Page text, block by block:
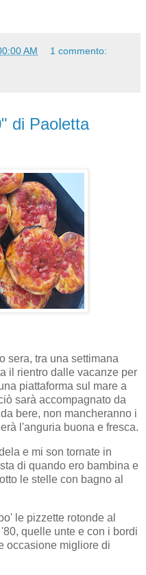
AM 1 commento:
di Paoletta
sera, tra una settimana
il rientro dalle vacanze per
piattaforma sul mare a
sarà accompagnato da
bere, non mancheranno i
l'anguria buona e fresca.
e mi son tornate in
di quando ero bambina e
le stelle con bagno al
le pizzette rotonde al
quelle unte e con i bordi
occasione migliore di